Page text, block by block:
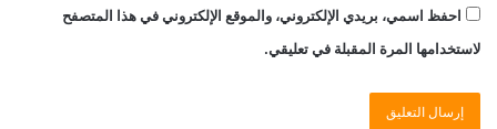
احفظ اسمي، بريدي الإلكتروني، والموقع الإلكتروني في هذا المتصفح
لاستخدامها المرة المقبلة في تعليقي.